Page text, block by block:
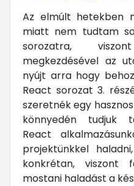
Az elmúlt hetekben
miatt nem tudtam
sorozatra,
megkezdésével az
nyújt arra hogy
React sorozat 3.
szeretnék egy
könnyedén tudjuk
React
projektünkkel
konkrétan, viszont
mostani haladást a